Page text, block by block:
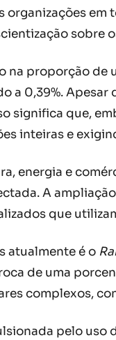
organizações
na proporção
a 0,39%.
significa que,
inteiras e
energia e
A
que
atualmente é o
de uma
complexos,
pelo